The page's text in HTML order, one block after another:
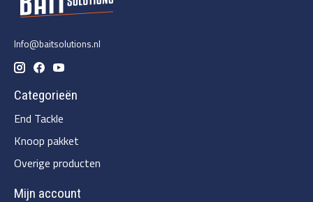
Info@baitsolutions.nl
Categorieën
End Tackle
Knoop pakket
Overige producten
Mijn account